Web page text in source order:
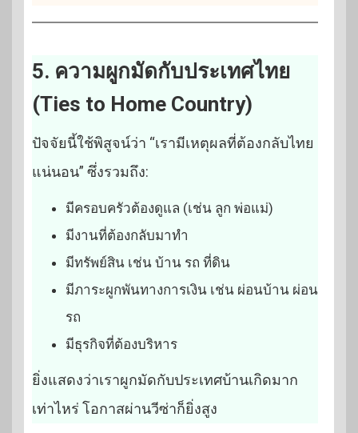
5. ความผูกมัดกับประเทศไทย
(Ties to Home Country)
ปัจจัยนี้ใช้พิสูจน์ว่า “เรามีเหตุผลที่ต้องกลับไทย
แน่นอน” ซึ่งรวมถึง:
มีครอบครัวต้องดูแล (เช่น ลูก พ่อแม่)
มีงานที่ต้องกลับมาทำ
มีทรัพย์สิน เช่น บ้าน รถ ที่ดิน
มีภาระผูกพันทางการเงิน เช่น ผ่อนบ้าน ผ่อน
รถ
มีธุรกิจที่ต้องบริหาร
ยิ่งแสดงว่าเราผูกมัดกับประเทศบ้านเกิดมาก
เท่าไหร่ โอกาสผ่านวีซ่าก็ยิ่งสูง